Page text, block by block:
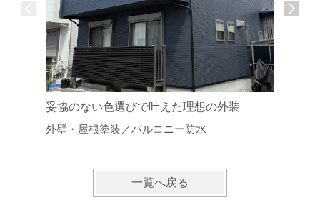
妥協のない色選びで叶えた理想の外装
外壁・屋根塗装／バルコニー防水
一覧へ戻る